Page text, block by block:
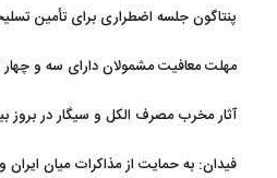
پنتاگون جلسه اضطراری برای تأمین
آثار مخرب مصرف الکل و سیگار در بروز
فیدان: به حمایت از مذاکرات میان ایران و